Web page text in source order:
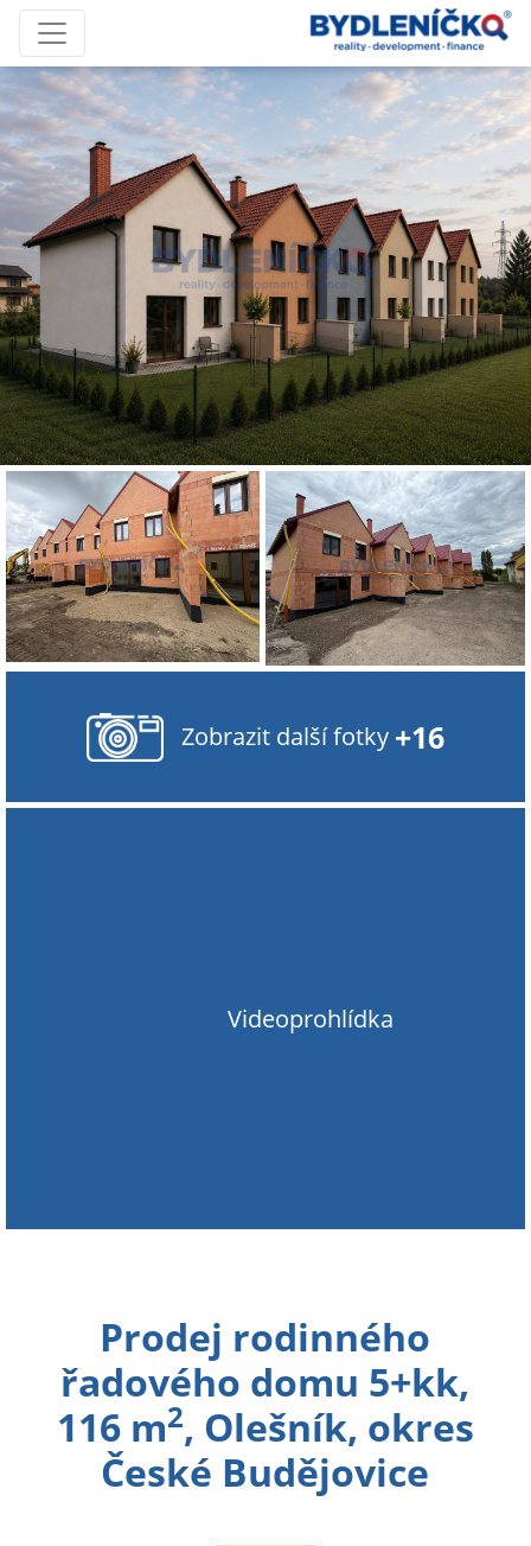
Zobrazit další fotky +16
Prodej rodinného
řadového domu 5+kk,
116 m2, Olešník, okres
České Budějovice